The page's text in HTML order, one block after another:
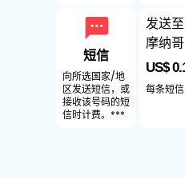
短信
向所选国家/地
区发送短信，或
接收该号码的短
信时计费。***
发送至
摩纳哥
US$
每条短信